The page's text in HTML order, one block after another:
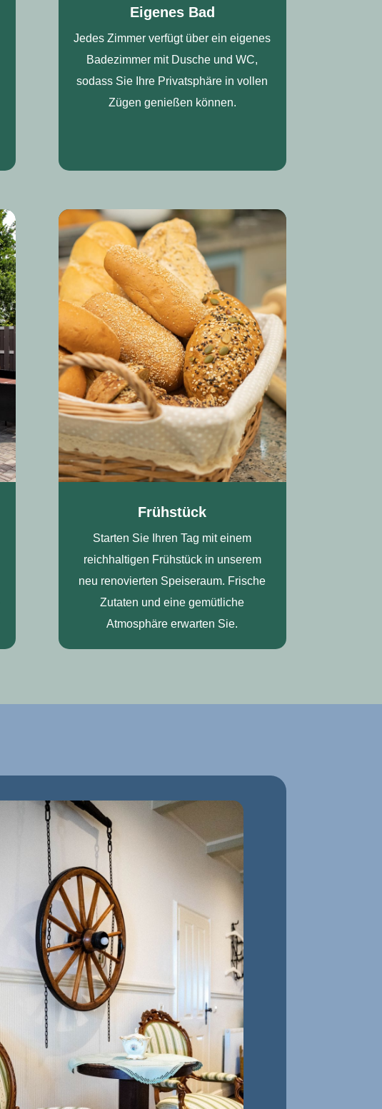
Eigenes Bad
Jedes Zimmer verfügt über ein eigenes
Badezimmer mit Dusche und WC,
sodass Sie Ihre Privatsphäre in vollen
Zügen genießen können.
Frühstück
Starten Sie Ihren Tag mit einem
reichhaltigen Frühstück in unserem
neu renovierten Speiseraum. Frische
Zutaten und eine gemütliche
Atmosphäre erwarten Sie.